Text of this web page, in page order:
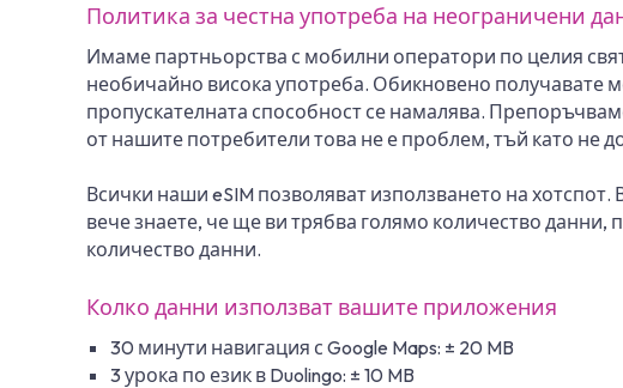
Политика за честна употреба на неограничени
Имаме партньорства с мобилни оператори по целия
необичайно висока употреба. Обикновено получавате
пропускателната способност се намалява.
от нашите потребители това не е проблем, тъй като не
Всички наши eSIM позволяват използването на
вече знаете, че ще ви трябва голямо количество данни,
количество данни.
Колко данни използват вашите приложения
30 минути навигация с Google Maps: ± 20 MB
3 урока по език в Duolingo: ± 10 MB